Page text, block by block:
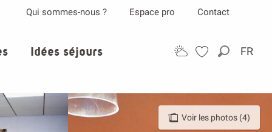
FR
Qui sommes-nous ? Espace pro Contact
Idées séjours
Voir les photos (4)